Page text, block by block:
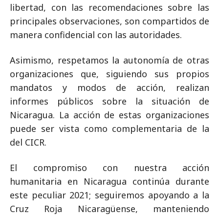
libertad, con las recomendaciones sobre las
principales observaciones, son compartidos de
manera confidencial con las autoridades.
Asimismo, respetamos la autonomía de otras
organizaciones que, siguiendo sus propios
mandatos y modos de acción, realizan
informes públicos sobre la situación de
Nicaragua. La acción de estas organizaciones
puede ser vista como complementaria de la
del CICR.
El compromiso con nuestra acción
humanitaria en Nicaragua continúa durante
este peculiar 2021; seguiremos apoyando a la
Cruz Roja Nicaragüense, manteniendo